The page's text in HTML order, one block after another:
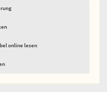
online lesen